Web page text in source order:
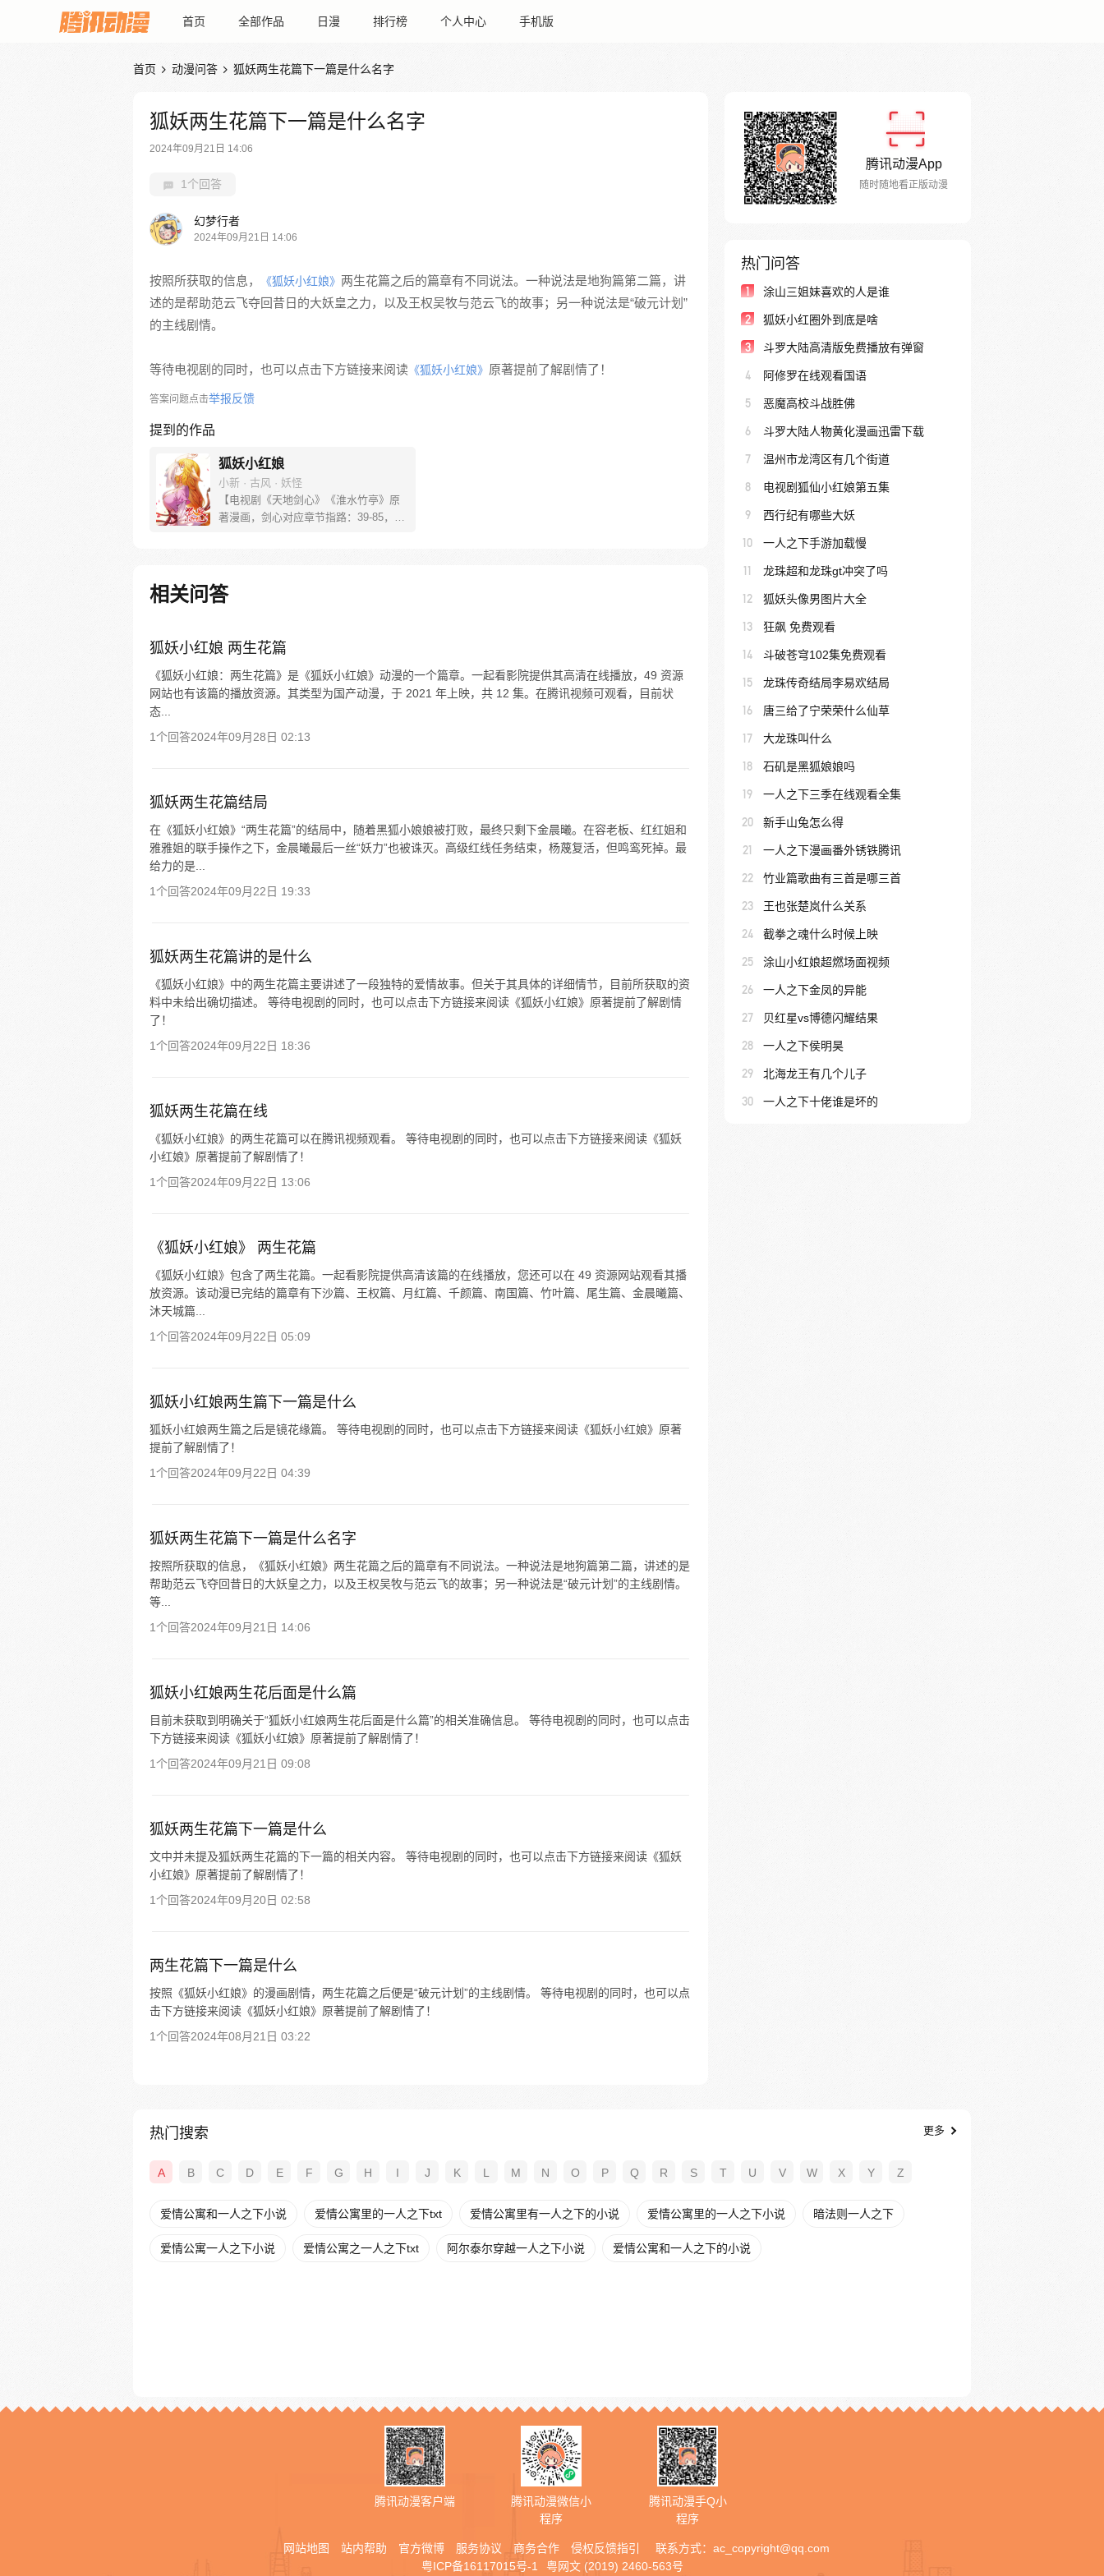
首页 全部作品 日漫 排行榜 个人中心 手机版
首页  动漫问答  狐妖两生花篇下一篇是什么名字
狐妖两生花篇下一篇是什么名字
2024年09月21日 14:06
1个回答
幻梦行者
2024年09月21日 14:06
按照所获取的信息， 《狐妖小红娘》 两生花篇之后的篇章有不同说法。一种说法是地狗篇第二篇，讲
述的是帮助范云飞夺回昔日的大妖皇之力，以及王权吴牧与范云飞的故事；另一种说法是“破元计划”
的主线剧情。
等待电视剧的同时，也可以点击下方链接来阅读 《狐妖小红娘》 原著提前了解剧情了！
答案问题点击举报反馈
提到的作品
狐妖小红娘
小新 · 古风 · 妖怪
【电视剧《天地剑心》《淮水竹亭》原
著漫画，剑心对应章节指路：39-85，淮
新。）
相关问答
狐妖小红娘 两生花篇
《狐妖小红娘：两生花篇》是《狐妖小红娘》动漫的一个篇章。一起看影院提供其高清在线播放，49 资源
网站也有该篇的播放资源。其类型为国产动漫，于 2021 年上映，共 12 集。在腾讯视频可观看，目前状
态...
1个回答2024年09月28日 02:13
狐妖两生花篇结局
在《狐妖小红娘》“两生花篇”的结局中，随着黑狐小娘娘被打败，最终只剩下金晨曦。在容老板、红红姐和
雅雅姐的联手操作之下，金晨曦最后一丝“妖力”也被诛灭。高级红线任务结束，杨蔑复活，但鸣鸾死掉。最
给力的是...
1个回答2024年09月22日 19:33
狐妖两生花篇讲的是什么
《狐妖小红娘》中的两生花篇主要讲述了一段独特的爱情故事。但关于其具体的详细情节，目前所获取的资
料中未给出确切描述。 等待电视剧的同时，也可以点击下方链接来阅读《狐妖小红娘》原著提前了解剧情
了！
1个回答2024年09月22日 18:36
狐妖两生花篇在线
《狐妖小红娘》的两生花篇可以在腾讯视频观看。 等待电视剧的同时，也可以点击下方链接来阅读《狐妖
小红娘》原著提前了解剧情了！
1个回答2024年09月22日 13:06
《狐妖小红娘》 两生花篇
《狐妖小红娘》包含了两生花篇。一起看影院提供高清该篇的在线播放，您还可以在 49 资源网站观看其播
放资源。该动漫已完结的篇章有下沙篇、王权篇、月红篇、千颜篇、南国篇、竹叶篇、尾生篇、金晨曦篇、
沐天城篇...
1个回答2024年09月22日 05:09
狐妖小红娘两生篇下一篇是什么
狐妖小红娘两生篇之后是镜花缘篇。 等待电视剧的同时，也可以点击下方链接来阅读《狐妖小红娘》原著
提前了解剧情了！
1个回答2024年09月22日 04:39
狐妖两生花篇下一篇是什么名字
按照所获取的信息，《狐妖小红娘》两生花篇之后的篇章有不同说法。一种说法是地狗篇第二篇，讲述的是
帮助范云飞夺回昔日的大妖皇之力，以及王权吴牧与范云飞的故事；另一种说法是“破元计划”的主线剧情。
等...
1个回答2024年09月21日 14:06
狐妖小红娘两生花后面是什么篇
目前未获取到明确关于“狐妖小红娘两生花后面是什么篇”的相关准确信息。 等待电视剧的同时，也可以点击
下方链接来阅读《狐妖小红娘》原著提前了解剧情了！
1个回答2024年09月21日 09:08
狐妖两生花篇下一篇是什么
文中并未提及狐妖两生花篇的下一篇的相关内容。 等待电视剧的同时，也可以点击下方链接来阅读《狐妖
小红娘》原著提前了解剧情了！
1个回答2024年09月20日 02:58
两生花篇下一篇是什么
按照《狐妖小红娘》的漫画剧情，两生花篇之后便是“破元计划”的主线剧情。 等待电视剧的同时，也可以点
击下方链接来阅读《狐妖小红娘》原著提前了解剧情了！
1个回答2024年08月21日 03:22
腾讯动漫App
随时随地看正版动漫
热门问答
1 涂山三姐妹喜欢的人是谁
2 狐妖小红圈外到底是啥
3 斗罗大陆高清版免费播放有弹窗
4 阿修罗在线观看国语
5 恶魔高校斗战胜佛
6 斗罗大陆人物黄化漫画迅雷下载
7 温州市龙湾区有几个街道
8 电视剧狐仙小红娘第五集
9 西行纪有哪些大妖
10 一人之下手游加载慢
11 龙珠超和龙珠gt冲突了吗
12 狐妖头像男图片大全
13 狂飙 免费观看
14 斗破苍穹102集免费观看
15 龙珠传奇结局李易欢结局
16 唐三给了宁荣荣什么仙草
17 大龙珠叫什么
18 石矶是黑狐娘娘吗
19 一人之下三季在线观看全集
20 新手山兔怎么得
21 一人之下漫画番外锈铁腾讯
22 竹业篇歌曲有三首是哪三首
23 王也张楚岚什么关系
24 截拳之魂什么时候上映
25 涂山小红娘超燃场面视频
26 一人之下金凤的异能
27 贝红星vs博德闪耀结果
28 一人之下侯明昊
29 北海龙王有几个儿子
30 一人之下十佬谁是坏的
热门搜索 更多
A B C D E F G H I J K L M N O P Q R S T U V W X Y Z
爱情公寓和一人之下小说 爱情公寓里的一人之下txt 爱情公寓里有一人之下的小说 爱情公寓里的一人之下小说 暗法则一人之下
爱情公寓一人之下小说 爱情公寓之一人之下txt 阿尔泰尔穿越一人之下小说 爱情公寓和一人之下的小说
腾讯动漫客户端
腾讯动漫微信小
程序
腾讯动漫手Q小
程序
网站地图 站内帮助 官方微博 服务协议 商务合作 侵权反馈指引 联系方式： ac_copyright@qq.com
粤ICP备16117015号-1
粤网文 (2019) 2460-563号